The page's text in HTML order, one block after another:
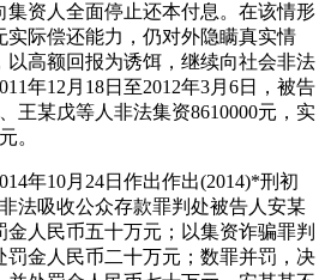
集资人全面停止还本付息。在该情形
实际偿还能力，仍对外隐瞒真实情
以高额回报为诱饵，继续向社会非法
年12月18日至2012年3月6日，被告
王某戊等人非法集资8610000元，实
。
年10月24日作出作出(2014)*刑初
法吸收公众存款罪判处被告人安某
人民币五十万元；以集资诈骗罪判
罚金人民币二十万元；数罪并罚，决